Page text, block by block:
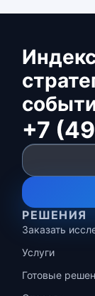
+7
РЕШЕНИЯ
Заказать
Услуги
Готовые